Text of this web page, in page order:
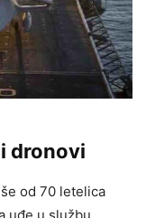
dronovi
od 70 letelica